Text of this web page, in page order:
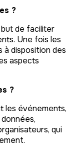
?
de faciliter
Une fois les
à disposition des
aspects
?
les événements,
qui